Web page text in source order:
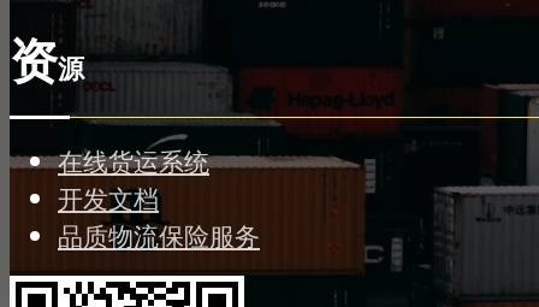
资源
在线货运系统
开发文档
品质物流保险服务